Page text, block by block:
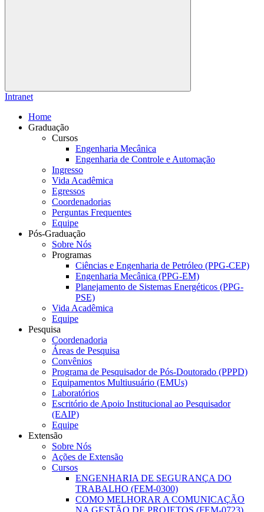
Buscar
Intranet
Home
Graduação
Cursos
Engenharia Mecânica
Engenharia de Controle e Automação
Ingresso
Vida Acadêmica
Egressos
Coordenadorias
Perguntas Frequentes
Equipe
Pós-Graduação
Sobre Nós
Programas
Ciências e Engenharia de Petróleo (PPG-CEP)
Engenharia Mecânica (PPG-EM)
Planejamento de Sistemas Energéticos (PPG-
PSE)
Vida Acadêmica
Equipe
Pesquisa
Coordenadoria
Áreas de Pesquisa
Convênios
Programa de Pesquisador de Pós-Doutorado (PPPD)
Equipamentos Multiusuário (EMUs)
Laboratórios
Escritório de Apoio Institucional ao Pesquisador
(EAIP)
Equipe
Extensão
Sobre Nós
Ações de Extensão
Cursos
ENGENHARIA DE SEGURANÇA DO
TRABALHO (FEM-0300)
COMO MELHORAR A COMUNICAÇÃO
NA GESTÃO DE PROJETOS (FEM-0723)